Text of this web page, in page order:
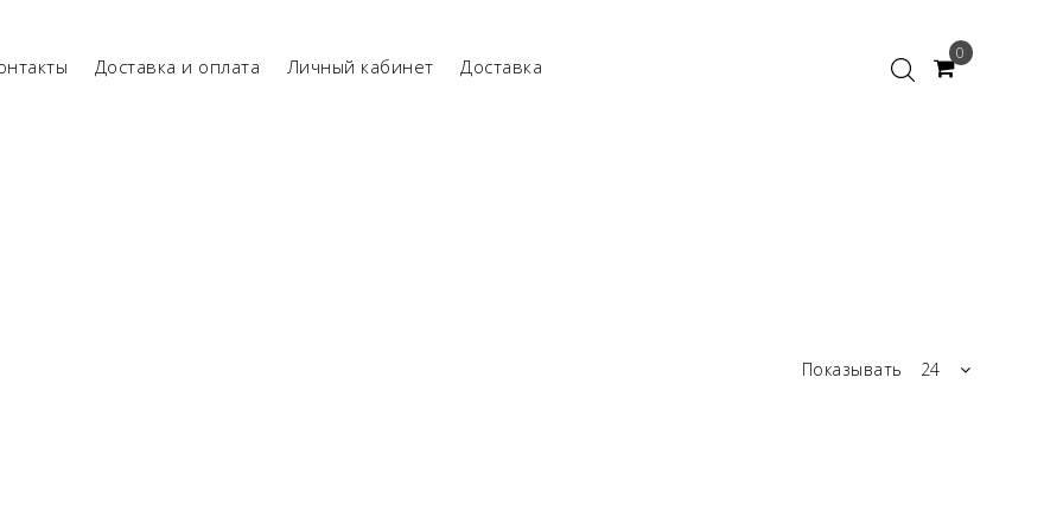
Доставка и оплата Личный кабинет Доставка
0
Показывать